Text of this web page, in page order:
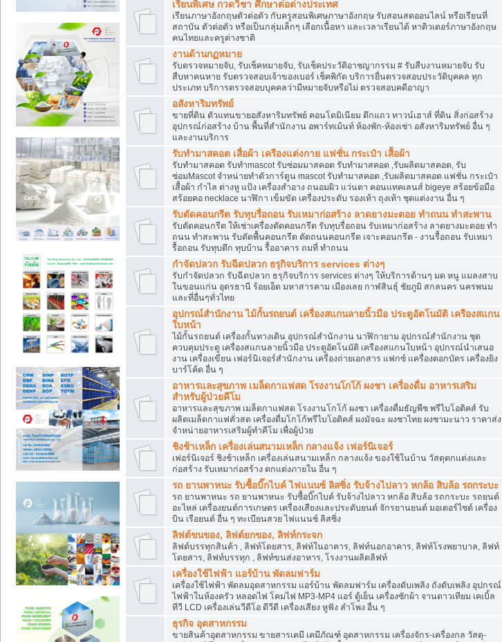
เรียนพิเศษ กวดวิชา ศึกษาต่อต่างประเทศ
เรียนภาษาอังกฤษตัวต่อตัว กับครูสอนพิเศษภาษาอังกฤษ รับสอนสดออนไลน์ หรือเรียนที่
สถาบัน ตัวต่อตัว หรือเป็นกลุ่มเล็กๆ เลือกเนื้อหา และเวลาเรียนได้ หาติวเตอร์ภาษาอังกฤษ
คนไทยและครูต่างชาติ
งานด้านกฏหมาย
รับตรวจหมายจับ, รับเช็คหมายจับ, รับเช็คประวัติอาชญากรรม # รับสืบงานหมายจับ รับ
สืบหาคนหาย รับตรวจสอบเจ้าของเบอร์ เช็คพิกัด บริการยื่นตรวจสอบประวัติบุคคล ทุก
ประเภท บริการตรวจสอบบุคคลว่ามีหมายจับหรือไม่ ตรวจสอบคดีอาญา
อสังหาริมทรัพย์
ขายที่ดิน ตัวแทนขายอสังหาริมทรัพย์ คอนโดมิเนียม ตึกแถว ทาวน์เฮาส์ ที่ดิน สิ่งก่อสร้าง
อุปกรณ์ก่อสร้าง บ้าน พื้นที่สำนักงาน อพาร์ทเม้นท์ ห้องพัก-ห้องเช่า อสังหาริมทรัพย์ อื่น ๆ
และงานบริการ
รับทำมาสคอต เสื่อผ้า เครืองแต่งกาย แฟชั่น กระเป๋า เสื้อผ้า
รับทำมาสคอต รับทำmascot รับซ่อมมาสคอต รับทำมาสคอต ,รับผลิตมาสคอต, รับ
ซ่อมMascot จำหน่ายทำตัวการ์ตูน mascot รับทำมาสคอต ,รับผลิตมาสคอต แฟชั่น กระเป๋า
เสื้อผ้า กำไล ต่างหู แป้ง เครื่องสำอาง ถนอมผิว แว่นตา คอนแทคเลนส์ bigeye สร้อยข้อมือ
สร้อยคอ necklace นาฬิกา เข็มขัด เครื่องประดับ รองเท้า ถุงเท้า ชุดแต่งงาน อื่น ๆ
รับตัดคอนกรีต รับทุบรื่อถอน รับเหมาก่อสร้าง ลาดยางมะตอย ทำถนน ทำสะพาน
รับตัดคอนกรีต ให้เช่าเครื่องตัดคอนกรีต รับทุบรื่อถอน รับเหมาก่อสร้าง ลาดยางมะตอย ทำ
ถนน ทำสะพาน รับตัดพื้นคอนกรีต ตัดถนนคอนกรีต เจาะคอนกรีต - งานรื้อถอน รับเหมา
รื้อถอน รับทุบตึก ทุบบ้าน รื้ออาคาร ถมที่ ทำถนน
กำจัดปลวก รับฉีดปลวก ธรุกิจบริการ services ต่างๆ
รับกำจัดปลวก รับฉีดปลวก ธรุกิจบริการ services ต่างๆ ให้บริการด้านๆ มด หนู แมลงสาบ
ในขอนแก่น อุดรธานี ร้อยเอ็ด มหาสารคาม เมืองเลย กาฬสินธุ์ ชัยภูมิ สกลนคร นครพนม
และที่อื่นๆทั่วไทย
อุปกรณ์สำนักงาน ไม้กั้นรถยนต์ เครื่องสแกนลายนิ้วมือ ประตูอัตโนมัติ เครืองสแกน
ใบหน้า
ไม้กั้นรถยนต์ เครื่องกั้นทางเดิน อุปกรณ์สำนักงาน นาฬิกายาม อุปกรณ์สำนักงาน ชุด
ควบคุมประตู เครื่องสแกนลายนิ้วมือ ประตูอัตโนมัติ เครืองสแกนใบหน้า อุปกรณ์นำเสนอ
งาน เครื่องเขียน เฟอร์นิเจอร์สำนักงาน เครื่องถ่ายเอกสาร แฟกซ์ เเครื่องตอกบัตร เครื่องยิง
บาร์โค้ด อื่น ๆ
อาหารและสุขภาพ เมล็ดกาแฟสด โรงงานโกโก้ ผงชา เครื่องดื่ม อาหารเสริม
สำหรับผู้ป่วยคีโม
อาหารและสุขภาพ เมล็ดกาแฟสด โรงงานโกโก้ ผงชา เครื่องดื่มธัญพืช พรีไบโอติคส์ รับ
ผลิตเมล็ดกาแฟคั่วสด เครื่องดื่มโกโก้พรีไบโอติคส์ ผงมัจฉะ ผงชาไทย ผงชามะนาว ราคาส่ง
จำหน่ายอาหารเสริมผู้ทำคีโม เพื่อผู้ป่วย
ชิงช้าเหล็ก เครื่องเล่นสนามเหล็ก กลางแจ้ง เฟอร์นิเจอร์
เฟอร์นิเจอร์ ชิงช้าเหล็ก เครื่องเล่นสนามเหล็ก กลางแจ้ง ของใช้ในบ้าน วัสดุตกแต่งและ
ก่อสร้าง รับเหมาก่อสร้าง ตกแต่งภายใน อื่น ๆ
รถ ยานพาหนะ รับซื้อบิ๊กไบค์ ไฟแนนซ์ ลิสซิ่ง รับจ้างไปลาว หกล้อ สิบล้อ รถกระบะ
รถ ยานพาหนะ รถ ยานพาหนะ รับซื้อบิ๊กไบค์ รับจ้างไปลาว หกล้อ สิบล้อ รถกระบะ รถยนต์
อะไหล่ เครื่องยนต์การเกษตร เครื่องเสียงและประดับยนต์ จักรยานยนต์ มอเตอร์ไซต์ เครื่อง
บิน เรือยนต์ อื่น ๆ ทะเบียนสวย ไฟแนนซ์ ลิสซิ่ง
ลิฟต์ขนของ, ลิฟต์ยกของ, ลิฟท์กระจก
ลิฟต์บรรทุกสินค้า , ลิฟท์โดยสาร, ลิฟท์ในอาคาร, ลิฟท์นอกอาคาร, ลิฟท์โรงพยาบาล, ลิฟท์
โดยสาร, ลิฟท์บรรทุก , ลิฟท์ขนส่งอาหาร, โรงงานผลิตลิฟท์
เครื่องใช้ไฟฟ้า แอร์บ้าน พัดลมฟาร์ม
เครื่องใช้ไฟฟ้า พัดลมอุตสาหกรรม แอร์บ้าน พัดลมฟาร์ม เครื่องดับเพลิง ถังดับเพลิง อุปกรณ์
ไฟฟ้าในห้องครัว หลอดไฟ โคมไฟ MP3-MP4 แอร์ ตู้เย็น เครื่องซักผ้า จานดาวเทียม เคเบิ้ล
ทีวี LCD เครื่องเล่นวีดีโอ ดีวีดี เครื่องเสียง หูฟัง ลำโพง อื่น ๆ
ธุรกิจ อุตสาหกรรม
ขายสินค้าอุตสาหกรรม ขายสารเคมี เคมีภัณฑ์ อุตสาหกรรม เครื่องจักร-เครื่องกล วัสดุ-